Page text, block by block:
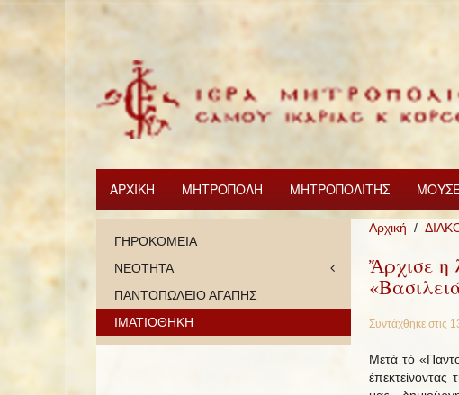
ΑΡΧΙΚΗ ΜΗΤΡΟΠΟΛΗ ΜΗΤΡΟΠΟΛΙΤΗΣ
Αρχική
Ἄρχισε η
Συντάχθηκε στις
Μετά τό
ΓΗΡΟΚΟΜΕΙΑ
ΝΕΟΤΗΤΑ
ΠΑΝΤΟΠΩΛΕΙΟ ΑΓΑΠΗΣ
ΙΜΑΤΙΟΘΗΚΗ